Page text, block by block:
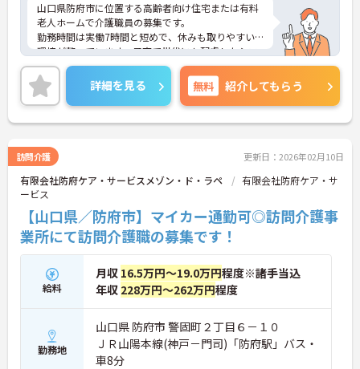
山口県防府市に位置する高齢者向け住宅または有料
老人ホームで介護職員の募集です。
勤務時間は実働7時間と短めで、休みも取りやすい
環境が整っています。子育て世代にも配慮したシフ
ト組みを行っており、家庭との両立も可能です。夜
勤手当や処遇改善手当などの各種手当も充実してお
り、賞与は年2回支給されます。資格を活かして安定
した職場で長く働きたい方におすすめです。
ご興味のある方には、面接対策ポイントなどさらに
い。
詳細を見る 無料 紹介してもらう
訪問介護 更新日：2026年02月10日
有限会社防府ケア・サービスメゾン・ド・ラペ
有限会社防府ケア・サ
ービス
【山口県／防府市】マイカー通勤可◎訪問介護事
業所にて訪問介護職の募集です！
給料
月収 16.5万円～19.0万円程度※諸手当込
年収 228万円～262万円程度
勤務地
山口県 防府市 警固町２丁目６－１０
ＪＲ山陽本線(神戸－門司)「防府駅」バス・
車8分